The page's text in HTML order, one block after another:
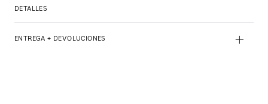
DETALLES
ENTREGA + DEVOLUCIONES +